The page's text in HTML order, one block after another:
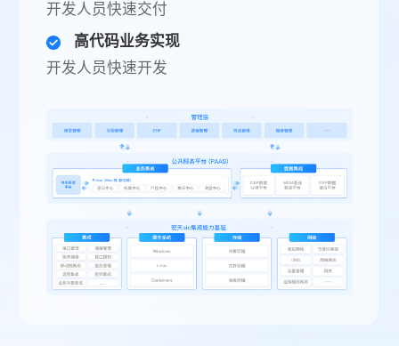
开发人员快速交付
高代码业务实现
开发人员快速开发